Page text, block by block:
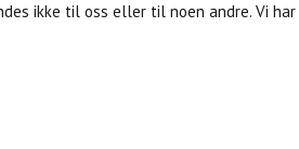
ikke til oss eller til noen andre. Vi har